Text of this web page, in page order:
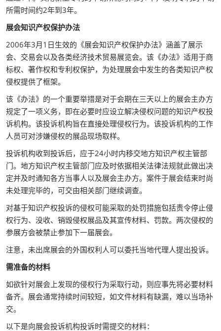
所需时间约2年到3年。
展会知识产权保护办法
2006年3月1日生效的《展会知识产权保护办法》涵盖了展示
会、交易会以及各类经济技术贸易展览会。该《办法》适用于商
标权、著作权和专利权保护，为处理展会中发生的各类知识产权
侵权提供了框架。
该《办法》的一个重要举措是对于会期在三天以上的展会主办方
规定了一项义务，即在必要时应设立解决侵权问题的知识产权投
诉机构。该投诉机构旨在直接处理侵权行为。该投诉机构的工作
人员可对涉嫌侵权的展品现场取样。
投诉机构收到投诉后，应于24小时内移交地方知识产权主管部
门。地方知识产权主管部门应及时依据相关法律法规就此做出决
定并及时通知各方当事人以及展会主办方。案件于展会结束时尚
未处理完毕的，可交由相关部门继续调查。
对基于知识产权投诉的侵权可能采取的处罚措施包括责令停止侵
权行为、没收、销毁侵权展品及其宣传材料、罚款。两次侵权的
参展方会被禁止参加下一届展会。
注意，未出席展会的外国权利人可以委托当地代理人提出投诉。
需准备的材料
如欲针对展会上发现的侵权行为采取行动，则应事先将必要材料
备齐。展会通常持续时间较短，如文件材料有缺漏，难以当场补
交。
以下是向展会投诉机构投诉时需提交的材料：